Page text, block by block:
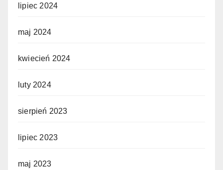
lipiec 2024
maj 2024
kwiecień 2024
luty 2024
sierpień 2023
lipiec 2023
maj 2023